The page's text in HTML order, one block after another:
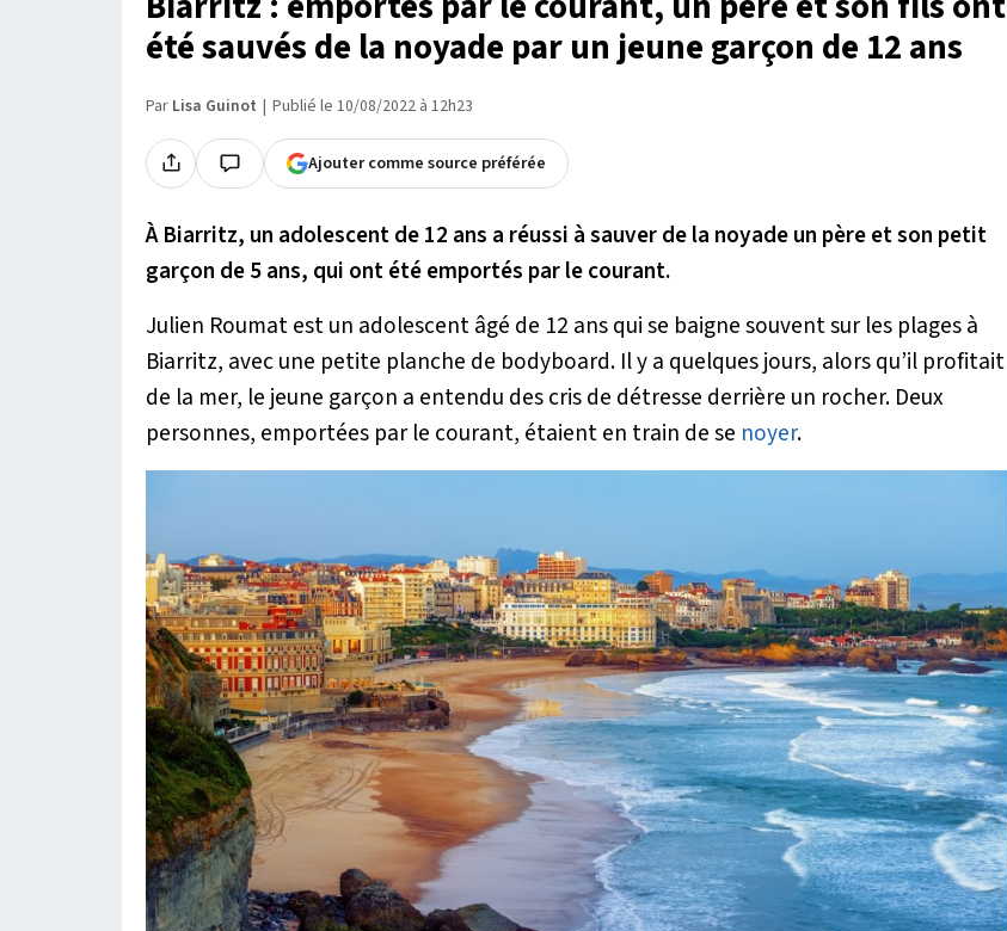
été sauvés de la noyade par un jeune garçon de 12 ans
Par Lisa Guinot Publié le 10/08/2022 à 12h23
Ajouter comme source préférée
À Biarritz, un adolescent de 12 ans a réussi à sauver de la noyade un père et son petit
garçon de 5 ans, qui ont été emportés par le courant.
Julien Roumat est un adolescent âgé de 12 ans qui se baigne souvent sur les plages à
Biarritz, avec une petite planche de bodyboard. Il y a quelques jours, alors qu’il profitait
de la mer, le jeune garçon a entendu des cris de détresse derrière un rocher. Deux
personnes, emportées par le courant, étaient en train de se noyer.